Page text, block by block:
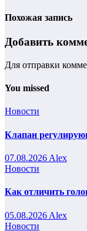
Похожая запись
Добавить
Для отправки
You missed
Новости
Клапан
07.08.2026 Alex
Новости
Как отличить
05.08.2026 Alex
Новости